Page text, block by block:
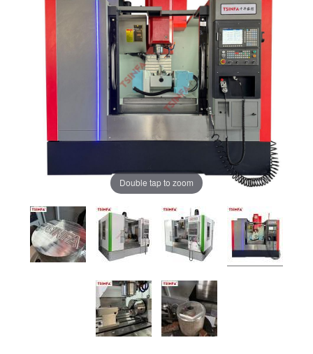
Double tap to zoom